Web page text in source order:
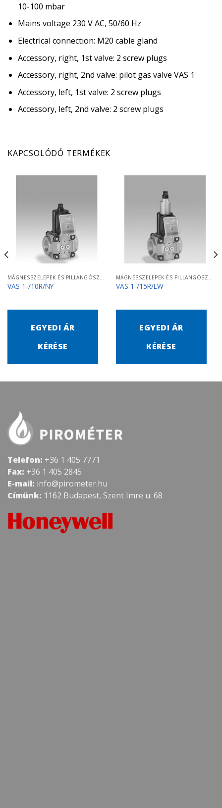
10-100 mbar
Mains voltage 230 V AC, 50/60 Hz
Electrical connection: M20 cable gland
Accessory, right, 1st valve: 2 screw plugs
Accessory, right, 2nd valve: pilot gas valve VAS 1
Accessory, left, 1st valve: 2 screw plugs
Accessory, left, 2nd valve: 2 screw plugs
KAPCSOLÓDÓ TERMÉKEK
MÁGNESSZELEPEK ÉS PILLANGÓSZELEPEK
VAS 1-/10R/NY
EGYEDI ÁR
KÉRÉSE
MÁGNESSZELEPEK ÉS PILLANGÓSZELEPEK
VAS 1-/15R/LW
EGYEDI ÁR
KÉRÉSE
Telefon: +36 1 405 7771
Fax: +36 1 405 2845
E-mail: info@pirometer.hu
Címünk: 1162 Budapest, Szent Imre u. 68